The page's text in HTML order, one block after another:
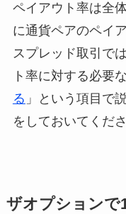
ペイアウト率は全
に通貨ペアのペイ
スプレッド取引で
ト率に対する必要
る 」という項目で
をしておいてくださ
ザオプションで